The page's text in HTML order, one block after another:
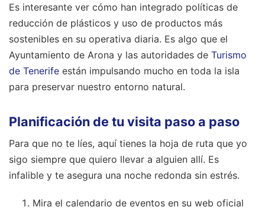
Es interesante ver cómo han integrado políticas de
reducción de plásticos y uso de productos más
sostenibles en su operativa diaria. Es algo que el
Ayuntamiento de Arona y las autoridades de Turismo
de Tenerife están impulsando mucho en toda la isla
para preservar nuestro entorno natural.
Planificación de tu visita paso a paso
Para que no te líes, aquí tienes la hoja de ruta que yo
sigo siempre que quiero llevar a alguien allí. Es
infalible y te asegura una noche redonda sin estrés.
Mira el calendario de eventos en su web oficial